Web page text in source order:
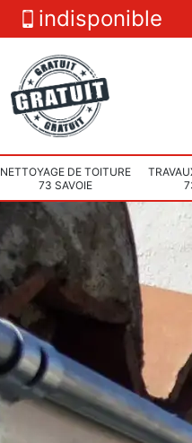
indisponible
NETTOYAGE DE TOITURE
73 SAVOIE